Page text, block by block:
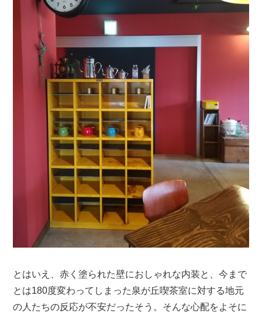
とはいえ、赤く塗られた壁におしゃれな内装と、今まで
とは180度変わってしまった泉が丘喫茶室に対する地元
の人たちの反応が不安だったそう。そんな心配をよそに